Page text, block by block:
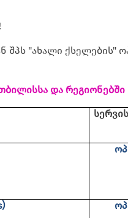
შპს "ახალი ქსელების"
და რეგიონებში